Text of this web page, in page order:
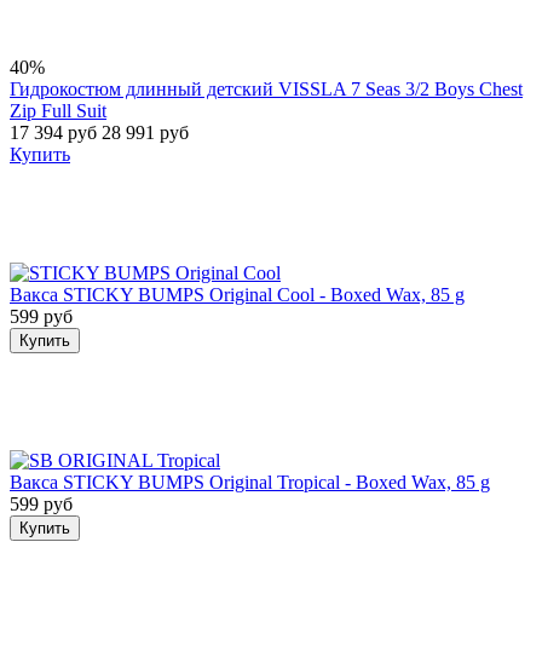
40%
Гидрокостюм длинный детский VISSLA 7 Seas 3/2 Boys Chest
Zip Full Suit
17 394 руб 28 991 руб
Купить
Вакса STICKY BUMPS Original Cool - Boxed Wax, 85 g
599 руб
Купить
Вакса STICKY BUMPS Original Tropical - Boxed Wax, 85 g
599 руб
Купить